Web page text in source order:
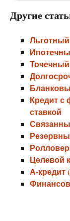
Другие
Кредит с
ставкой
Целевой
А-кредит